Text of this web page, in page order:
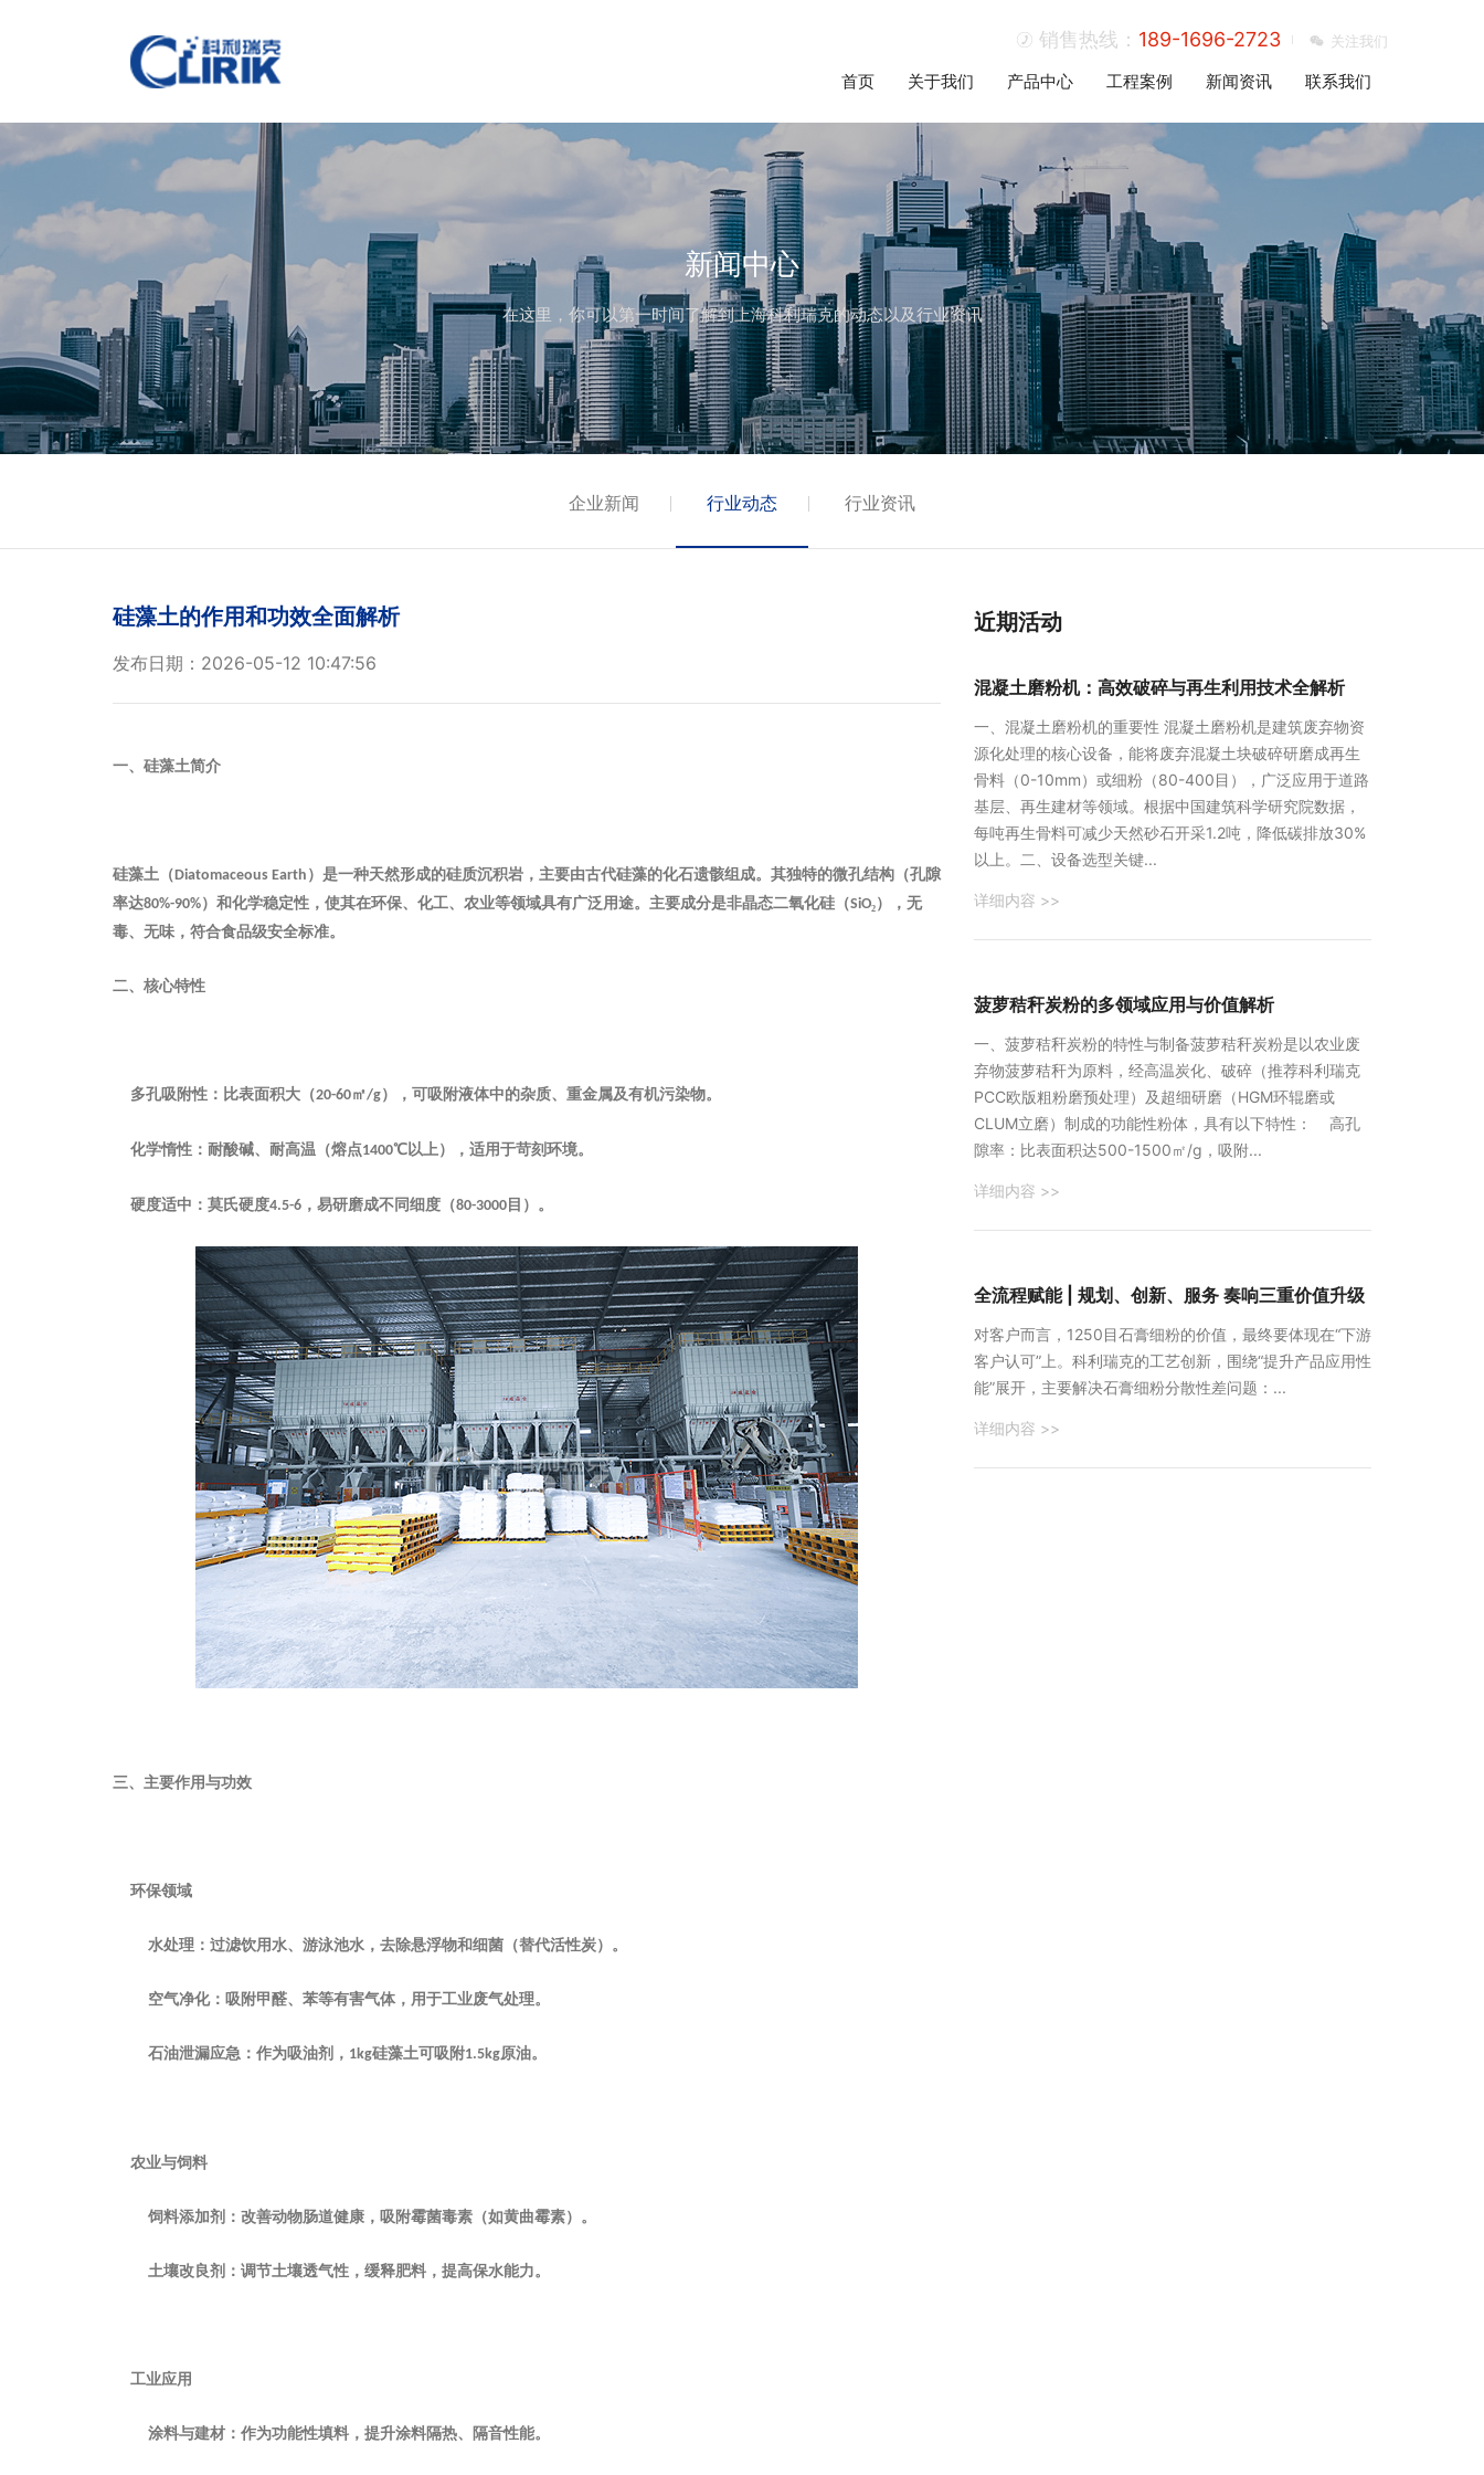
销售热线： 189-1696-2723 关注我们
首页 关于我们 产品中心 工程案例 新闻资讯 联系我们
新闻中心
在这里，你可以第一时间了解到上海科利瑞克的动态以及行业资讯
企业新闻 行业动态 行业资讯
硅藻土的作用和功效全面解析
发布日期：2026-05-12 10:47:56
‌一、硅藻土简介‌
硅藻土（Diatomaceous Earth ）是一种天然形成的硅质沉积岩，主要由古代硅藻的化石遗骸组成。其独特的微孔结构（孔隙
率达80%-90%）和化学稳定性，使其在环保、化工、农业等领域具有广泛用途。主要成分是非晶态二氧化硅（SiO₂），无
毒、无味，符合食品级安全标准。
‌二、核心特性‌
‌多孔吸附性‌：比表面积大（20-60㎡/g），可吸附液体中的杂质、重金属及有机污染物。
‌化学惰性‌：耐酸碱、耐高温（熔点1400℃以上），适用于苛刻环境。
‌硬度适中‌：莫氏硬度4.5-6 ，易研磨成不同细度（80-3000 目）。
‌三、主要作用与功效‌
‌环保领域‌
‌水处理‌：过滤饮用水、游泳池水，去除悬浮物和细菌（替代活性炭）。
‌空气净化‌：吸附甲醛、苯等有害气体，用于工业废气处理。
‌石油泄漏应急‌：作为吸油剂， 1kg硅藻土可吸附1.5kg原油。
‌农业与饲料‌
‌饲料添加剂‌：改善动物肠道健康，吸附霉菌毒素（如黄曲霉素）。
‌土壤改良剂‌：调节土壤透气性，缓释肥料，提高保水能力。
‌工业应用‌
‌涂料与建材‌：作为功能性填料，提升涂料隔热、隔音性能。
近期活动
混凝土磨粉机：高效破碎与再生利用技术全解析
一、混凝土磨粉机的重要性 混凝土磨粉机是建筑废弃物资
源化处理的核心设备，能将废弃混凝土块破碎研磨成再生
骨料（0-10mm）或细粉（80-400目），广泛应用于道路
基层、再生建材等领域。根据中国建筑科学研究院数据，
每吨再生骨料可减少天然砂石开采1.2吨，降低碳排放30%
以上。二、设备选型关键...
详细内容 >>
菠萝秸秆炭粉的多领域应用与价值解析
‌一、菠萝秸秆炭粉的特性与制备‌菠萝秸秆炭粉是以农业废
弃物菠萝秸秆为原料，经高温炭化、破碎（推荐科利瑞克
PCC欧版粗粉磨预处理）及超细研磨（HGM环辊磨或
CLUM立磨）制成的功能性粉体，具有以下特性： ‌高孔
隙率‌：比表面积达500-1500㎡/g，吸附...
详细内容 >>
全流程赋能 | 规划、创新、服务 奏响三重价值升级
对客户而言，1250目石膏细粉的价值，最终要体现在“下游
客户认可”上。科利瑞克的工艺创新，围绕“提升产品应用性
能”展开，主要解决石膏细粉分散性差问题：...
详细内容 >>